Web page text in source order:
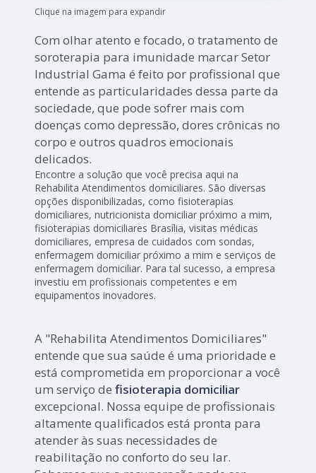
Clique na imagem para expandir
Com olhar atento e focado, o tratamento de
soroterapia para imunidade marcar Setor
Industrial Gama é feito por profissional que
entende as particularidades dessa parte da
sociedade, que pode sofrer mais com
doenças como depressão, dores crônicas no
corpo e outros quadros emocionais
delicados.
Encontre a solução que você precisa aqui na
Rehabilita Atendimentos domiciliares. São diversas
opções disponibilizadas, como fisioterapias
domiciliares, nutricionista domiciliar próximo a mim,
fisioterapias domiciliares Brasília, visitas médicas
domiciliares, empresa de cuidados com sondas,
enfermagem domiciliar próximo a mim e serviços de
enfermagem domiciliar. Para tal sucesso, a empresa
investiu em profissionais competentes e em
equipamentos inovadores.
A "Rehabilita Atendimentos Domiciliares"
entende que sua saúde é uma prioridade e
está comprometida em proporcionar a você
um serviço defisioterapia domiciliar
excepcional. Nossa equipe de profissionais
altamente qualificados está pronta para
atender às suas necessidades de
reabilitação no conforto do seu lar.